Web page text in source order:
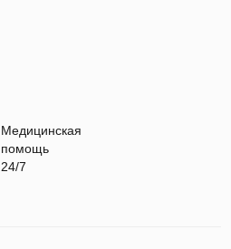
Медицинская
помощь
24/7